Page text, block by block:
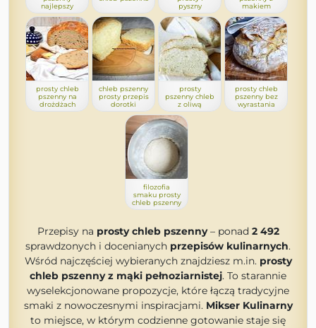
najlepszy
pyszny
makiem
prosty chleb
pszenny na
drożdżach
chleb pszenny
prosty przepis
dorotki
prosty
pszenny chleb
z oliwą
prosty chleb
pszenny bez
wyrastania
filozofia
smaku prosty
chleb pszenny
Przepisy na prosty chleb pszenny– ponad 2 492
sprawdzonych i docenianych przepisów kulinarnych.
Wśród najczęściej wybieranych znajdziesz m.in. prosty
chleb pszenny z mąki pełnoziarnistej. To starannie
wyselekcjonowane propozycje, które łączą tradycyjne
smaki z nowoczesnymi inspiracjami. Mikser Kulinarny
to miejsce, w którym codzienne gotowanie staje się